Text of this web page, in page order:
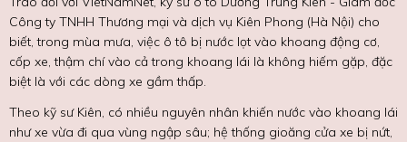
Công ty TNHH Thương mại và dịch vụ Kiên Phong (Hà Nội) cho
biết, trong mùa mưa, việc ô tô bị nước lọt vào khoang động cơ,
cốp xe, thậm chí vào cả trong khoang lái là không hiếm gặp, đặc
biệt là với các dòng xe gầm thấp.
Theo kỹ sư Kiên, có nhiều nguyên nhân khiến nước vào khoang lái
như xe vừa đi qua vùng ngập sâu; hệ thống gioăng cửa xe bị nứt,